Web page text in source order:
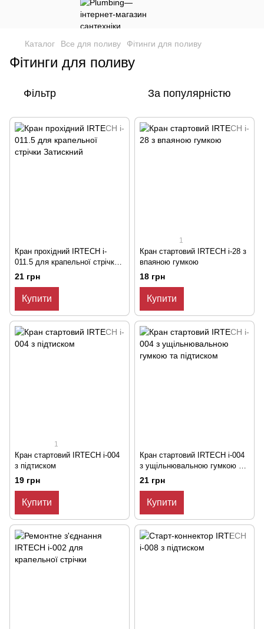
Каталог Все для поливу Фітинги для поливу
Фітинги для поливу
Фільтр За популярністю
Кран прохідний IRTECH i-
011.5 для крапельної стрічки
Затискний
21 грн
Купити
1
Кран стартовий IRTECH i-28 з
впаяною гумкою
18 грн
Купити
1
Кран стартовий IRTECH i-004
з підтиском
19 грн
Купити
Кран стартовий IRTECH i-004
з ущільнювальною гумкою та
підтиском
21 грн
Купити